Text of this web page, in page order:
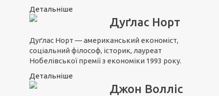
Детальніше
Дуґлас Норт
Дуґлас Норт — американський економіст,
соціальний філософ, історик, лауреат
Нобелівської премії з економіки 1993 року.
Детальніше
Джон Волліс